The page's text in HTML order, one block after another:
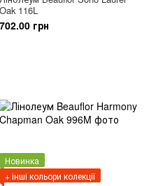
Oak 116L
702.00 грн
Новинка
+ інші кольори колекції